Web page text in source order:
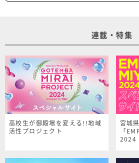
連載・特集
高校生が御殿場を変える!!地域
活性プロジェクト
宮城
「
2024